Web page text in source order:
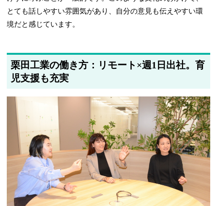
とても話しやすい雰囲気があり、自分の意見も伝えやすい環
境だと感じています。
栗田工業の働き方：リモート×週1日出社。育
児支援も充実